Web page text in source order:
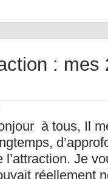
: mes
à tous, Il
l’attraction. Je
réellement